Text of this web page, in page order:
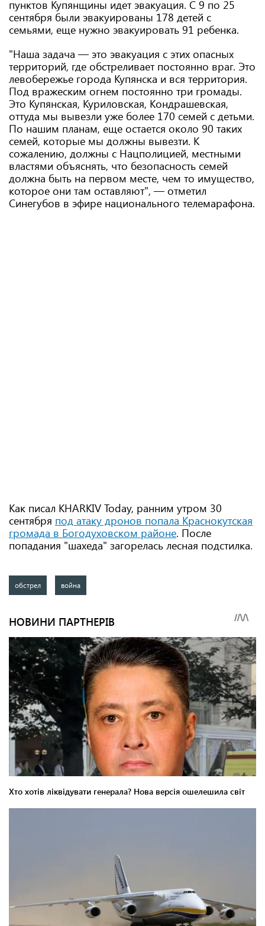
пунктов Купянщины идет эвакуация. С 9 по 25
сентября были эвакуированы 178 детей с
семьями, еще нужно эвакуировать 91 ребенка.
"Наша задача — это эвакуация с этих опасных
территорий, где обстреливает постоянно враг. Это
левобережье города Купянска и вся территория.
Под вражеским огнем постоянно три громады.
Это Купянская, Куриловская, Кондрашевская,
оттуда мы вывезли уже более 170 семей с детьми.
По нашим планам, еще остается около 90 таких
семей, которые мы должны вывезти. К
сожалению, должны с Нацполицией, местными
властями объяснять, что безопасность семей
должна быть на первом месте, чем то имущество,
которое они там оставляют", — отметил
Синегубов в эфире национального телемарафона.
Как писал KHARKIV Today, ранним утром 30
сентября под атаку дронов попала Краснокутская
громада в Богодуховском районе. После
попадания "шахеда" загорелась лесная подстилка.
обстрел война